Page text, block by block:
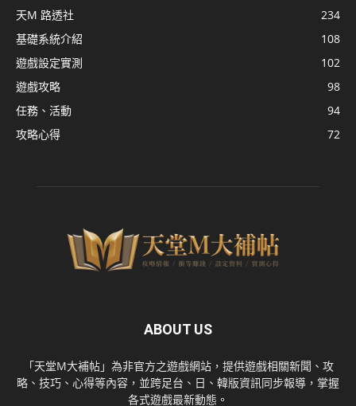
天M 路透社
234
基礎系統介紹
108
遊戲設定實測
102
遊戲攻略
98
任務、活動
94
攻略心得
72
ABOUT US
「天堂M大補帖」為非官方之遊戲網站，提供遊戲相關新聞、攻
略、技巧、心得等內容，並跨足台、日、韓版資訊同步報導，掌握
各式遊戲最新動態。